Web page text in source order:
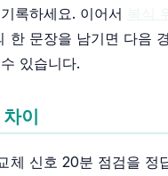
록하세요. 이어서
한 문장을 남기면 다음
있습니다.
이
체 신호 20분 점검을 정